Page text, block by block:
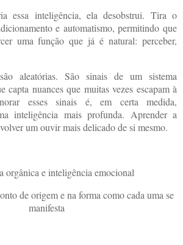
essa inteligência, ela desobstrui. Tira o
e automatismo, permitindo que
uma função que já é natural: perceber,
aleatórias. São sinais de um sistema
capta nuances que muitas vezes escapam à
esses sinais é, em certa medida,
inteligência mais profunda. Aprender a
um ouvir mais delicado de si mesmo.
orgânica e inteligência emocional
de origem e na forma como cada uma se
manifesta